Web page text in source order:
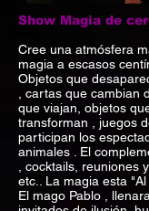
Show Magia de
Cree una atmósfera
magia a escasos
Objetos que
, cartas que cambian
que viajan, objetos
transforman , juegos
participan los
animales . El
, cocktails, reuniones
etc.. La magia esta
El mago Pablo ,